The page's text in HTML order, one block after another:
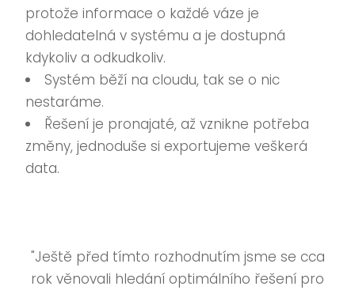
protože informace o každé váze je
dohledatelná v systému a je dostupná
kdykoliv a odkudkoliv.
Systém běží na cloudu, tak se o nic
nestaráme.
Řešení je pronajaté, až vznikne potřeba
změny, jednoduše si exportujeme veškerá
data.
"Ještě před tímto rozhodnutím jsme se cca
rok věnovali hledání optimálního řešení pro